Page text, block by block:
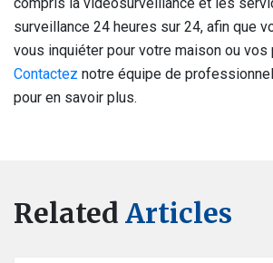
surveillance 24 heures sur 24, afin que
vous inquiéter pour votre maison ou vos
Contactez notre équipe de
pour en savoir plus.
Related Articles